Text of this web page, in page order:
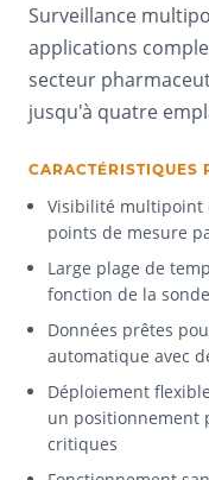
Surveillance
applications
secteur
jusqu'à quatre
CARACTÉRISTIQUES
Visibilité multipoint
points de mesure
Large plage de
fonction de la
Données prêtes
automatique avec
Déploiement
un positionnement
critiques